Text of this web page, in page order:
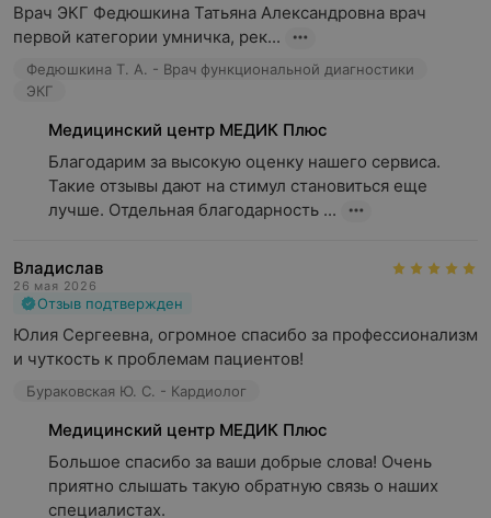
Врач ЭКГ Федюшкина Татьяна Александровна врач
первой категории умничка, рек...
Федюшкина Т. А. - Врач функциональной диагностики
ЭКГ
Медицинский центр МЕДИК Плюс
Благодарим за высокую оценку нашего сервиса.
Такие отзывы дают на стимул становиться еще
лучше. Отдельная благодарность ...
Владислав
26 мая 2026
Отзыв подтвержден
Юлия Сергеевна, огромное спасибо за профессионализм
и чуткость к проблемам пациентов!
Бураковская Ю. С. - Кардиолог
Медицинский центр МЕДИК Плюс
Большое спасибо за ваши добрые слова! Очень
приятно слышать такую обратную связь о наших
специалистах.